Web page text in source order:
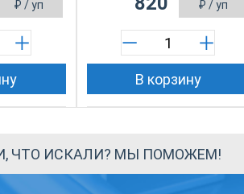
₽ / уп ₽ / уп
В корзину
ЧТО ИСКАЛИ? МЫ ПОМОЖЕМ!